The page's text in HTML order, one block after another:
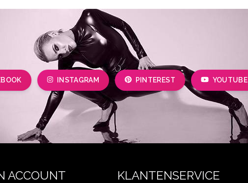
INSTAGRAM PINTEREST YOUTUBE
ACCOUNT KLANTENSERVICE